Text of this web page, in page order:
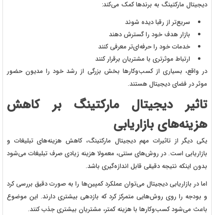
دیجیتال مارکتینگ به برندها کمک می‌کند:
سریع‌تر از رقبا دیده شوند
بازار هدف خود را گسترش دهند
خدمات خود را حرفه‌ای‌تر معرفی کنند
ارتباط موثرتری با مشتریان برقرار کنند
در واقع، بسیاری از کسب‌وکارها بخش بزرگی از رشد خود را مدیون حضور
موثر در فضای دیجیتال هستند.
تاثیر دیجیتال مارکتینگ بر کاهش
هزینه‌های بازاریابی
یکی دیگر از تاثیرات مهم دیجیتال مارکتینگ، کاهش هزینه‌های تبلیغات و
بازاریابی است. در روش‌های سنتی، معمولا هزینه زیادی صرف تبلیغات می‌شود
بدون اینکه نتیجه دقیقی قابل اندازه‌گیری باشد.
اما در بازاریابی دیجیتال می‌توان عملکرد کمپین‌ها را به صورت دقیق بررسی کرد
و بودجه را روی روش‌هایی متمرکز کرد که بازدهی بیشتری دارند. این موضوع
باعث می‌شود کسب‌وکارها با هزینه کمتر، مشتریان بیشتری جذب کنند.